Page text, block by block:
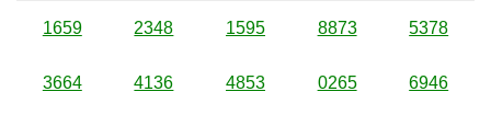
1659 2348 1595 8873 5378
3664 4136 4853 0265 6946